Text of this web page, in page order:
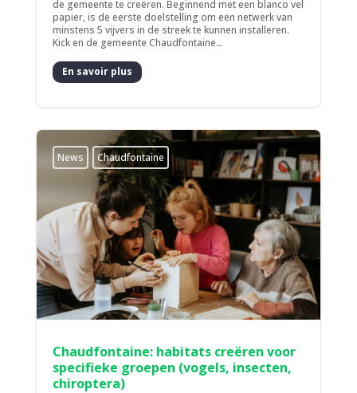
de gemeente te creëren. Beginnend met een blanco vel
papier, is de eerste doelstelling om een netwerk van
minstens 5 vijvers in de streek te kunnen installeren.
Kick en de gemeente Chaudfontaine...
En savoir plus
News Chaudfontaine
Chaudfontaine: habitats creëren voor
specifieke groepen (vogels, insecten,
chiroptera)